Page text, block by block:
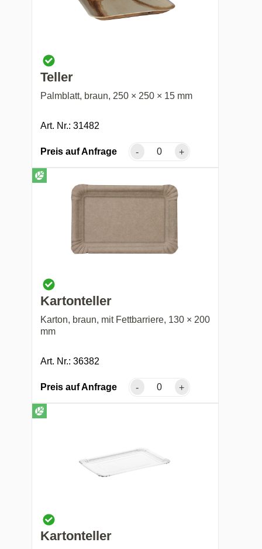
Teller
Palmblatt, braun, 250 × 250 × 15 mm
Art. Nr.: 31482
Preis auf Anfrage - +
Kartonteller
Karton, braun, mit Fettbarriere, 130 × 200
mm
Art. Nr.: 36382
Preis auf Anfrage - +
Kartonteller